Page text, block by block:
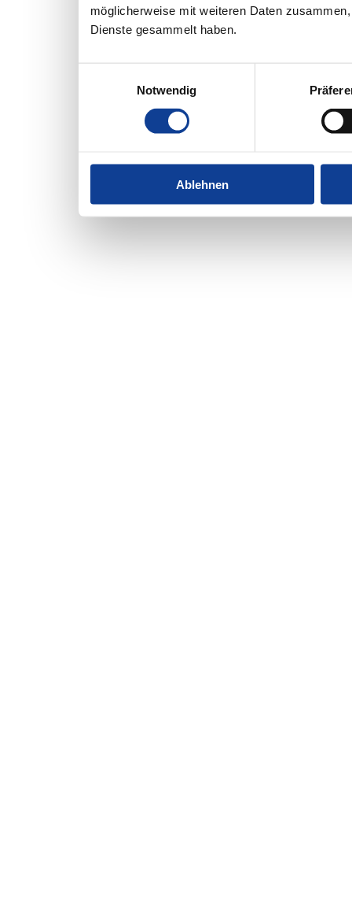
möglicherweise mit weiteren Daten
Dienste gesammelt haben.
Notwendig
Ablehnen